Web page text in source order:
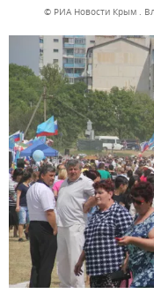
© РИА Новости Крым .